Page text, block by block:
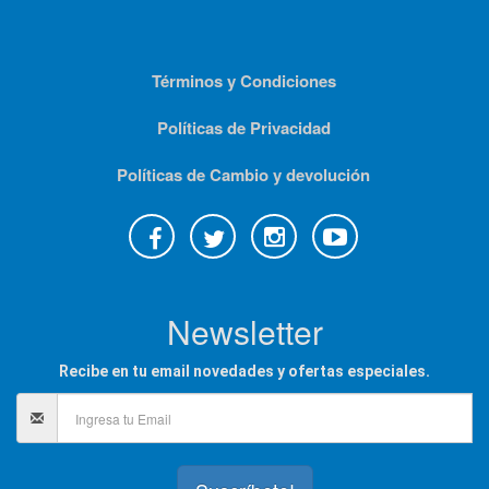
Términos y Condiciones
Políticas de Privacidad
Políticas de Cambio y devolución
Newsletter
Recibe en tu email novedades y ofertas especiales.